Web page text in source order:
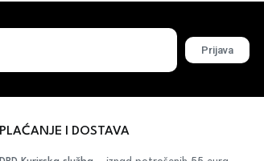
Prijava
PLAĆANJE I DOSTAVA